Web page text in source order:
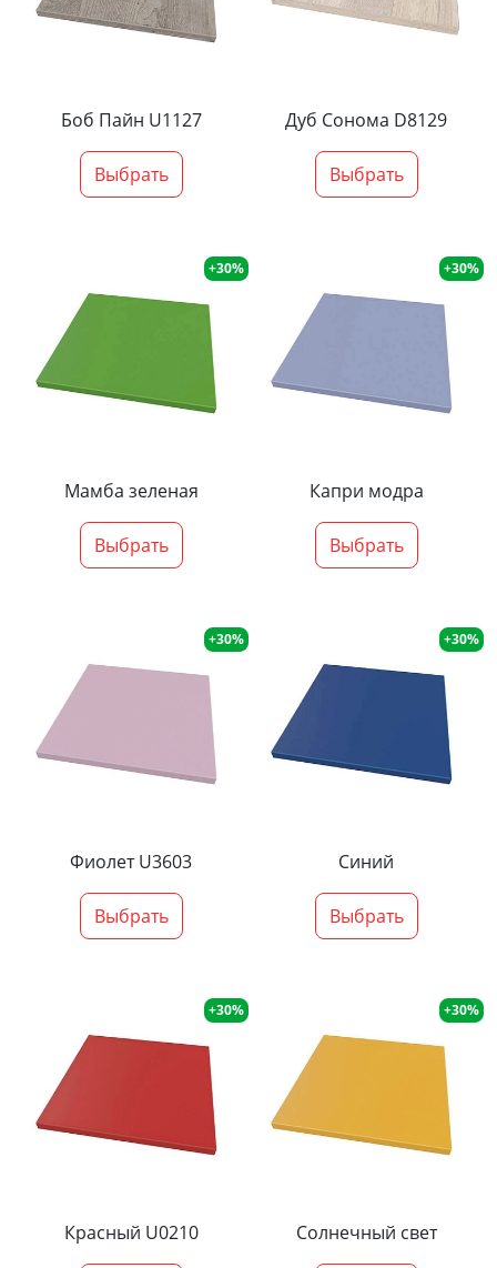
Боб Пайн U1127
Выбрать
Дуб Сонома D8129
Выбрать
+30%
Мамба зеленая
Выбрать
+30%
Капри модра
Выбрать
+30%
Фиолет U3603
Выбрать
+30%
Синий
Выбрать
+30%
Красный U0210
+30%
Солнечный свет